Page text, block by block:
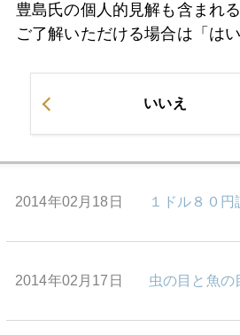
2014年02月21日 「中国、対日
2014年02月18日 １ドル８０円
2014年02月17日 虫の目と魚の
豊島氏の個人的見解も含まれ
ご了解いただける場合は「は
いいえ